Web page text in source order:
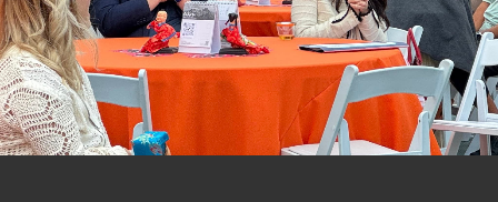
總統農曆春節談話
台美貿易協議完成簽署達成6大目標、創5大歷史
性突破 總統強調將以3大面向加速臺灣經濟轉型
升級 籲請立院全力支持並盡速通過
臺美簽署「對等貿易協定」確立對等關稅15%且不
疊加 我輸美2072項產品豁免對等關稅
總統接受「法新社」（AFP）專訪內容